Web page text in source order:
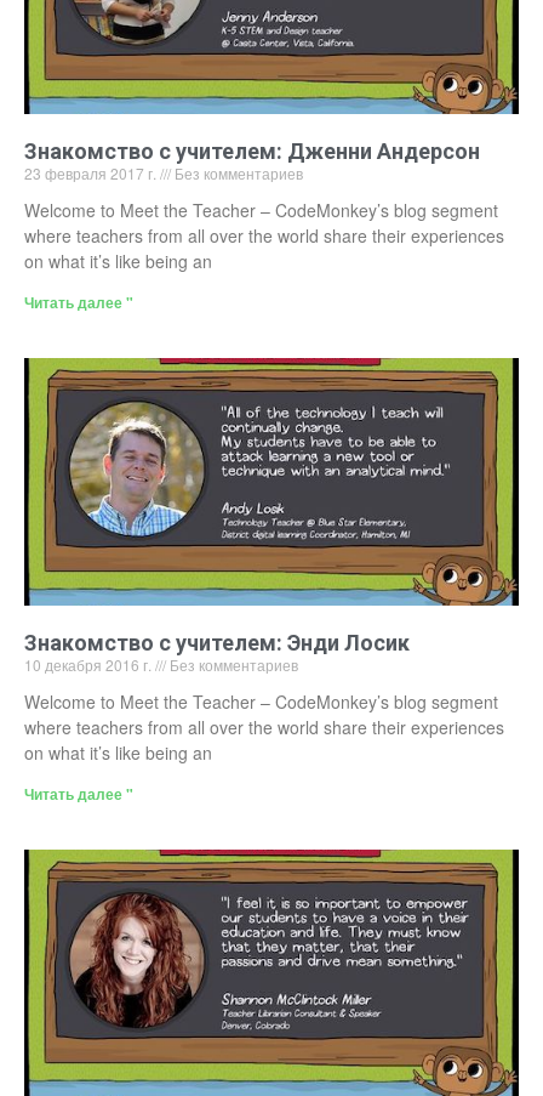
Знакомство с учителем: Дженни Андерсон
23 февраля 2017 г. Без комментариев
Welcome to Meet the Teacher – CodeMonkey’s blog segment
where teachers from all over the world share their experiences
on what it’s like being an
Читать далее "
Знакомство с учителем: Энди Лосик
10 декабря 2016 г. Без комментариев
Welcome to Meet the Teacher – CodeMonkey’s blog segment
where teachers from all over the world share their experiences
on what it’s like being an
Читать далее "